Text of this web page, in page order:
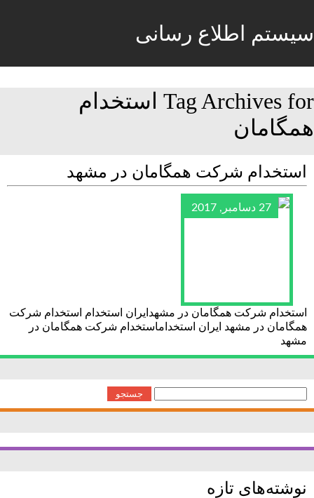
سیستم اطلاع رسانی
Tag Archives for استخدام
همگامان
استخدام شرکت همگامان در مشهد
27 دسامبر, 2017
استخدام شرکت همگامان در مشهدایران استخدام استخدام شرکت
همگامان در مشهد ایران استخداماستخدام شرکت همگامان در
مشهد
برای:
نوشته‌های تازه